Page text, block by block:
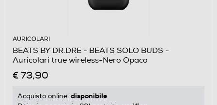
AURICOLARI
BEATS BY DR.DRE - BEATS SOLO BUDS -
Auricolari true wireless-Nero Opaco
€ 73,90
Acquisto online: disponibile